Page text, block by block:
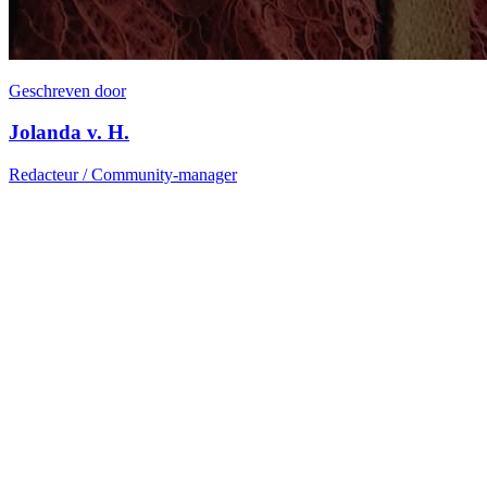
Geschreven door
Jolanda v. H.
Redacteur / Community-manager